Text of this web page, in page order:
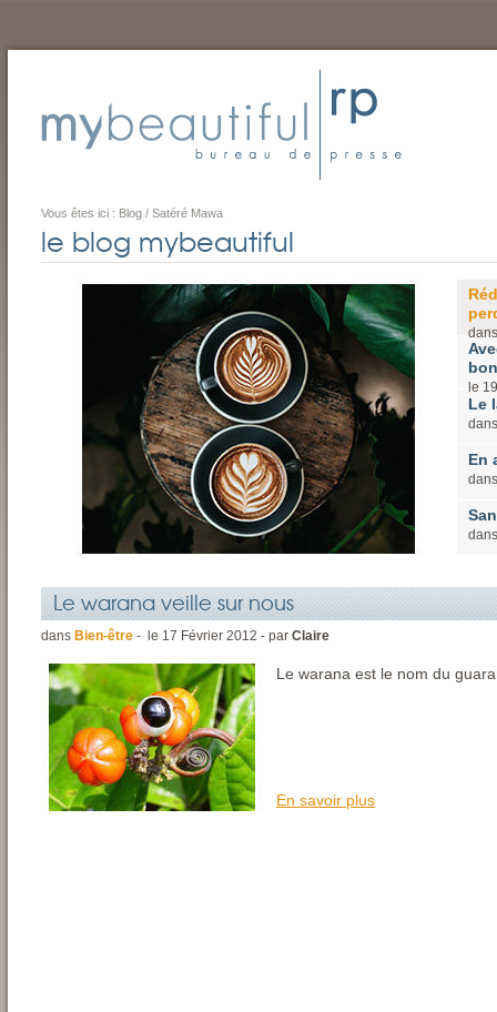
Vous êtes ici : Blog / Satéré Mawa
le blog mybeautiful
le 19
Le
En
Le warana veille sur nous
dans Bien-être - le 17 Février 2012 - par Claire
Le warana est le nom du
En savoir plus